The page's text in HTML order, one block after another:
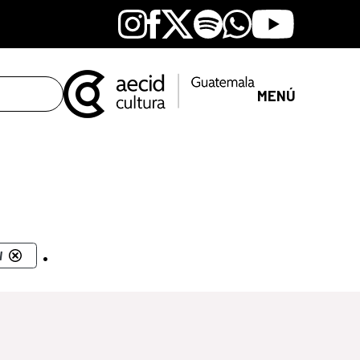
Instagram
Facebook
X SpotifyWhatsapp
Youtube
MENÚ
.